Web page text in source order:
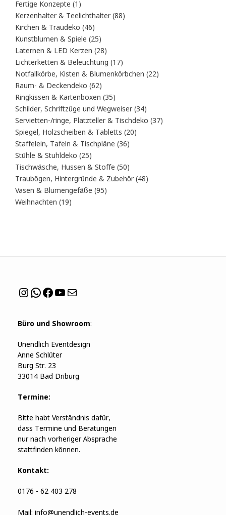
Produkte
Fertige Konzepte 1 1
Produkt
Kerzenhalter & Teelichthalter 8888
Kirchen & Traudeko 4646
Produkte
Kunstblumen & Spiele 2525
Produkte
Laternen & LED Kerzen 2828
Produkte
Lichterketten & Beleuchtung 1717
Produkte
Notfallkörbe, Kisten & Blumenkörbchen 2222
Raum- & Deckendeko 6262
Produkte
Ringkissen & Kartenboxen 3535
Produkte
Schilder, Schriftzüge und Wegweiser 3434
Produkte
Servietten-/ringe, Platzteller & Tischdeko 3737
Spiegel, Holzscheiben & Tabletts 2020
Staffelein, Tafeln & Tischpläne 3636
Stühle & Stuhldeko 2525
Produkte
Tischwäsche, Hussen & Stoffe 5050
Produkte
Traubögen, Hintergründe & Zubehör 4848
Vasen & Blumengefäße 9595
Weihnachten 1919
Instagram
WhatsApp
Facebook
YouTube
Mail
Büro und Showroom:
Unendlich Eventdesign
Anne Schlüter
Burg Str. 23
33014 Bad Driburg
Termine:
Bitte habt Verständnis dafür,
dass Termine und Beratungen
nur nach vorheriger Absprache
stattfinden können.
Kontakt:
0176 - 62 403 278